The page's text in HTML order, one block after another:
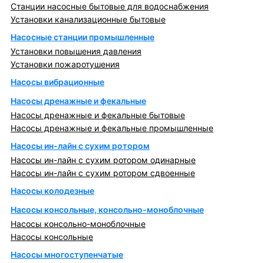
Станции насосные бытовые для водоснабжения
Установки канализационные бытовые
Насосные станции промышленные
Установки повышения давления
Установки пожаротушения
Насосы вибрационные
Насосы дренажные и фекальные
Насосы дренажные и фекальные бытовые
Насосы дренажные и фекальные промышленные
Насосы ин-лайн с сухим ротором
Насосы ин-лайн с сухим ротором одинарные
Насосы ин-лайн с сухим ротором сдвоенные
Насосы колодезные
Насосы консольные, консольно-моноблочные
Насосы консольно-моноблочные
Насосы консольные
Насосы многоступенчатые